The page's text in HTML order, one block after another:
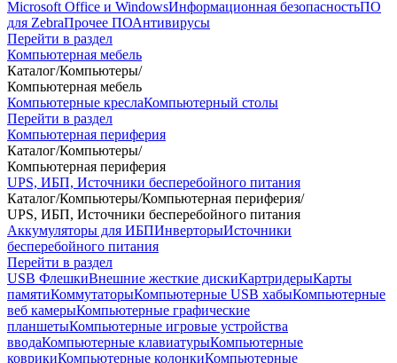
Microsoft Office и WindowsИнформационная безопасностьПО
для ZebraПрочее ПОАнтивирусы
Перейти в раздел
Компьютерная мебель
Каталог/Компьютеры/
Компьютерная мебель
Компьютерные креслаКомпьютерный столы
Перейти в раздел
Компьютерная периферия
Каталог/Компьютеры/
Компьютерная периферия
UPS, ИБП, Источники бесперебойного питания
Каталог/Компьютеры/Компьютерная периферия/
UPS, ИБП, Источники бесперебойного питания
Аккумуляторы для ИБПИнверторыИсточники
бесперебойного питания
Перейти в раздел
USB ФлешкиВнешние жесткие дискиКартридерыКарты
памятиКоммутаторыКомпьютерные USB хабыКомпьютерные
веб камерыКомпьютерные графические
планшетыКомпьютерные игровые устройства
вводаКомпьютерные клавиатурыКомпьютерные
коврикиКомпьютерные колонкиКомпьютерные